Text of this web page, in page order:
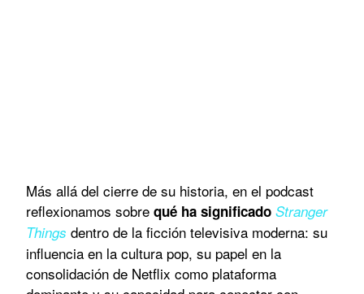
Más allá del cierre de su historia, en el podcast
reflexionamos sobre qué ha significado Stranger
Things dentro de la ficción televisiva moderna: su
influencia en la cultura pop, su papel en la
consolidación de Netflix como plataforma